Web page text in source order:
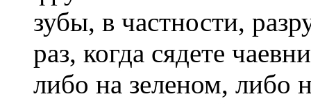
зубы, в частности,
раз, когда сядете
либо на зеленом, либо